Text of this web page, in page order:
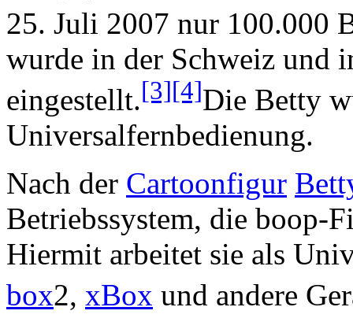
25. Juli 2007 nur 100.000
wurde in der Schweiz und
eingestellt.[3][4]Die Betty
Universalfernbedienung.
Nach der Cartoonfigur
Betriebssystem, die boop-
Hiermit arbeitet sie als
box2, xBox und andere